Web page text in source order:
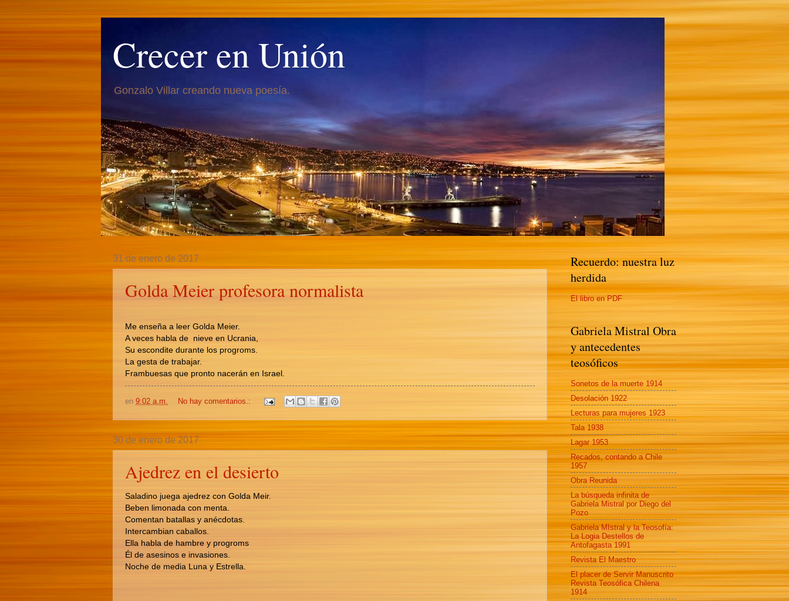
Crecer en Unión
Gonzalo Villar creando nueva poesía.
31 de enero de 2017
Golda Meier profesora normalista
Me enseña a leer Golda Meier.
A veces habla de nieve en Ucrania,
Su escondite durante los progroms.
La gesta de trabajar.
Frambuesas que pronto nacerán en Israel.
en 9:02 a.m. No hay comentarios.:
30 de enero de 2017
Ajedrez en el desierto
Saladino juega ajedrez con Golda Meir.
Beben limonada con menta.
Comentan batallas y anécdotas.
Intercambian caballos.
Ella habla de hambre y progroms
Él de asesinos e invasiones.
Noche de media Luna y Estrella.
Recuerdo: nuestra luz
herdida
El libro en PDF
Gabriela Mistral Obra
y antecedentes
teosóficos
Sonetos de la muerte 1914
Desolación 1922
Lecturas para mujeres 1923
Tala 1938
Lagar 1953
Recados, contando a Chile
1957
Obra Reunida
La búsqueda infinita de
Gabriela Mistral por Diego del
Pozo
Gabriela MIstral y la Teosofía:
La Logia Destellos de
Antofagasta 1991
Revista El Maestro
El placer de Servir Manuscrito
Revista Teosófica Chilena
1914